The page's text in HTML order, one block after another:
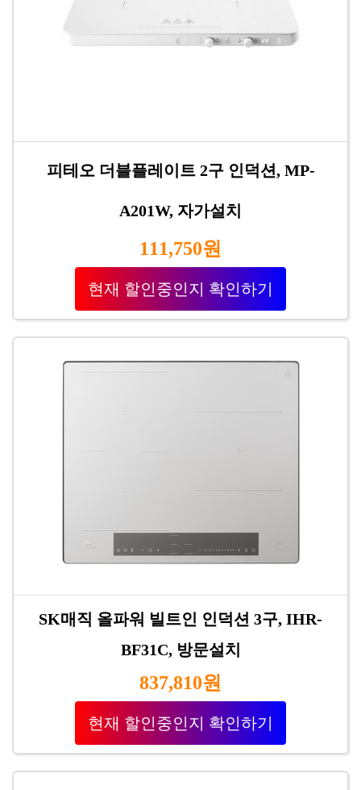
피테오 더블플레이트 2구 인덕션, MP-
A201W, 자가설치
111,750원
현재 할인중인지 확인하기
SK매직 올파워 빌트인 인덕션 3구, IHR-
BF31C, 방문설치
837,810원
현재 할인중인지 확인하기